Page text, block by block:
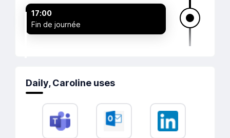
17:00
Fin de journée
Daily, Caroline uses